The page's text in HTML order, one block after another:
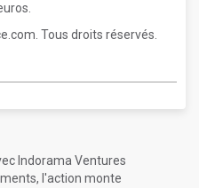
Tous droits réservés.
Indorama Ventures
l'action monte